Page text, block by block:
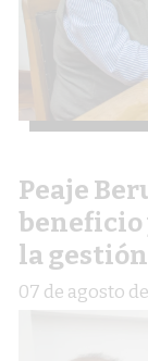
Peaje
la
07 de agosto